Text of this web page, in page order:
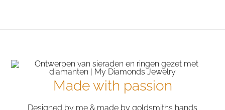
Made with passion
Designed by me & made by goldsmiths hands